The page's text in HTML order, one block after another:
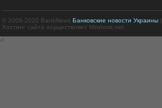
© 2008-2020 BankNews Банковские новости Украины|
Хостинг сайта осуществляет Mirohost.net.
<